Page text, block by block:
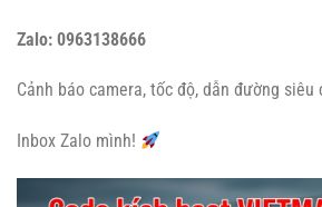
Zalo: 0963138666
Cảnh báo camera, tốc độ, dẫn đường siêu
Inbox Zalo mình!